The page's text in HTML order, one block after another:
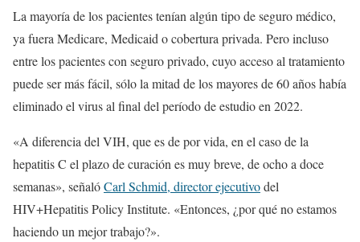
La mayoría de los pacientes tenían algún tipo de seguro médico,
ya fuera Medicare, Medicaid o cobertura privada. Pero incluso
entre los pacientes con seguro privado, cuyo acceso al tratamiento
puede ser más fácil, sólo la mitad de los mayores de 60 años había
eliminado el virus al final del período de estudio en 2022.
«A diferencia del VIH, que es de por vida, en el caso de la
hepatitis C el plazo de curación es muy breve, de ocho a doce
semanas», señalóCarl Schmid, director ejecutivodel
HIV+Hepatitis Policy Institute. «Entonces, ¿por qué no estamos
haciendo un mejor trabajo?».